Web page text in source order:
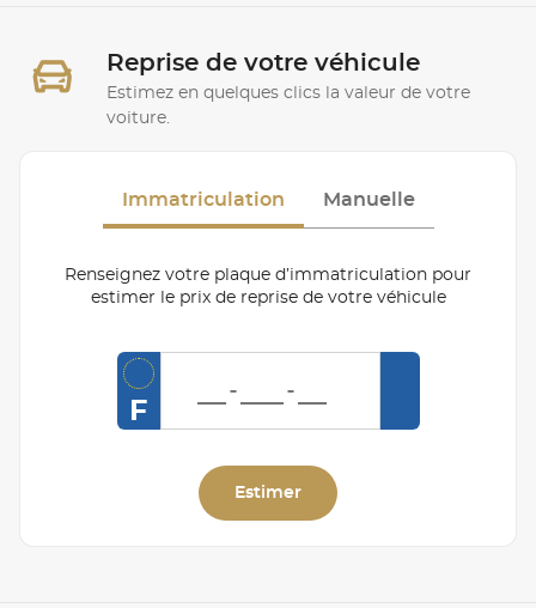
Reprise de votre véhicule
Estimez en quelques clics la valeur de votre
voiture.
Immatriculation Manuelle
Renseignez votre plaque d’immatriculation pour
estimer le prix de reprise de votre véhicule
F
Estimer